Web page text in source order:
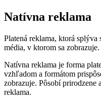
Natívna reklama
Platená reklama, ktorá
média, v ktorom sa zobrazuje.
Natívna reklama je forma
vzhľadom a formátom
zobrazuje. Pôsobí prirodzene
reklama.